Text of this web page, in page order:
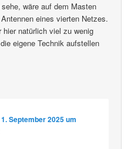
wäre auf dem Masten
eines vierten Netzes.
hier natürlich viel zu wenig
eigene Technik aufstellen
1. September 2025 um